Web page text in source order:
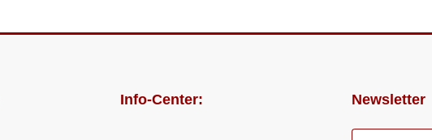
Info-Center: Newsletter